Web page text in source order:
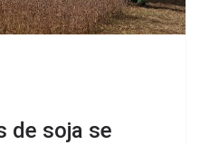
de soja se